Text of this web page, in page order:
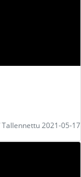
Tallennettu 2021-05-17